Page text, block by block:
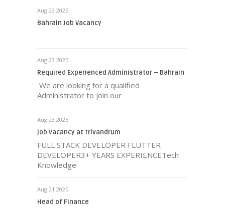
Aug 23 2025
Bahrain Job Vacancy
Aug 23 2025
Required Experienced Administrator – Bahrain
We are looking for a qualified
Administrator to join our
Aug 23 2025
job vacancy at Trivandrum
FULL STACK DEVELOPER FLUTTER
DEVELOPER3+ YEARS EXPERIENCETech
Knowledge
Aug 21 2025
Head of Finance